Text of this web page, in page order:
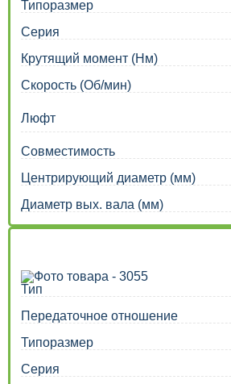
Типоразмер
Серия
Крутящий момент (Нм)
Скорость (Об/мин)
Люфт
Совместимость
Центрирующий диаметр (мм)
Диаметр вых. вала (мм)
Тип
Передаточное отношение
Типоразмер
Серия